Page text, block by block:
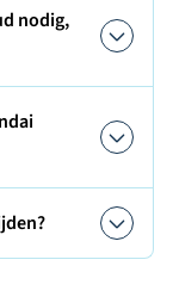
nodig,